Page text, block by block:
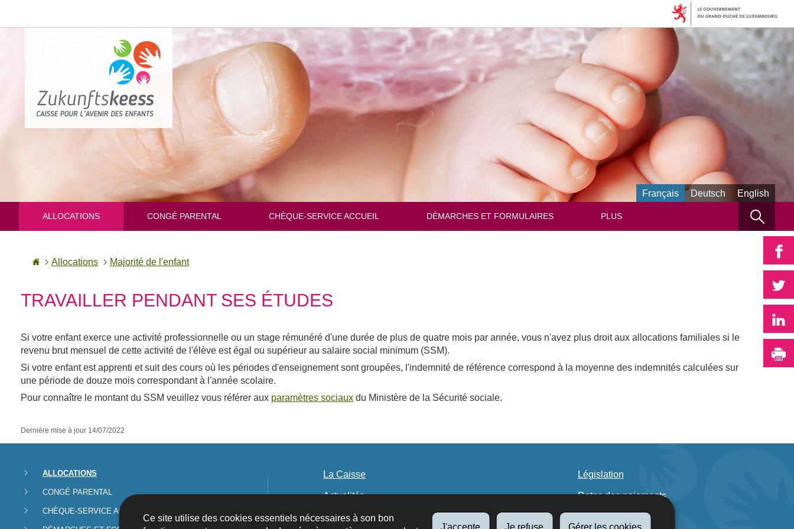
Ce site utilise des cookies essentiels nécessaires à son bon
J'accepte Je refuse Gérer les cookies
Changer
de
langue
Français Deutsch English
ALLOCATIONS CONGÉ PARENTAL CHÈQUE-SERVICE ACCUEIL DÉMARCHES ET FORMULAIRES PLUS
Accueil
Allocations Majorité de l'enfant
TRAVAILLER PENDANT SES ÉTUDES
Si votre enfant exerce une activité professionnelle ou un stage rémunéré d'une durée de plus de quatre mois par année, vous n'avez plus droit aux allocations familiales si le
revenu brut mensuel de cette activité de l'élève est égal ou supérieur au salaire social minimum (SSM).
Si votre enfant est apprenti et suit des cours où les périodes d'enseignement sont groupées, l'indemnité de référence correspond à la moyenne des indemnités calculées sur
une période de douze mois correspondant à l'année scolaire.
Pour connaître le montant du SSM veuillez vous référer aux paramètres sociauxdu Ministère de la Sécurité sociale.
Dernière mise à jour 14/07/2022
Menu
de
ALLOCATIONS
CONGÉ PARENTAL
CHÈQUE-SERVICE ACCUEIL
La Caisse
Actualités
Publications
Législation
Dates des paiements
Lutte anti-fraudes